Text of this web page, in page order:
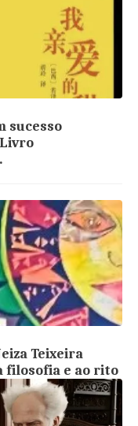
sucesso
Teixeira
filosofia e ao rito